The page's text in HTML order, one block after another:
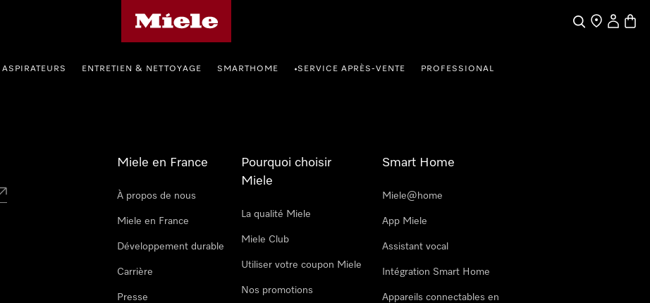
SearchFind a store
My
ASPIRATEURS ENTRETIEN & NETTOYAGE SMARTHOME •SERVICE APRÈS-VENTE PROFESSIONAL
Miele en France
À propos de nous
Miele en France
Développement durable
Carrière
Presse
Pourquoi choisir
Miele
La qualité Miele
Miele Club
Utiliser votre coupon Miele
Nos promotions
Smart Home
Miele@home
App Miele
Assistant vocal
Intégration Smart Home
Appareils connectables en